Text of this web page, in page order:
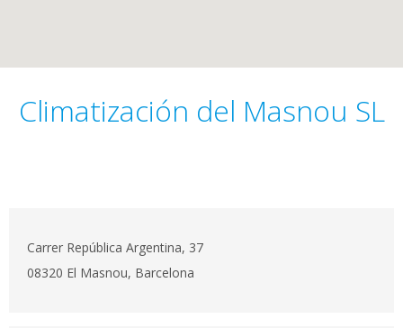
Climatización del Masnou SL
Carrer República Argentina, 37
08320 El Masnou, Barcelona